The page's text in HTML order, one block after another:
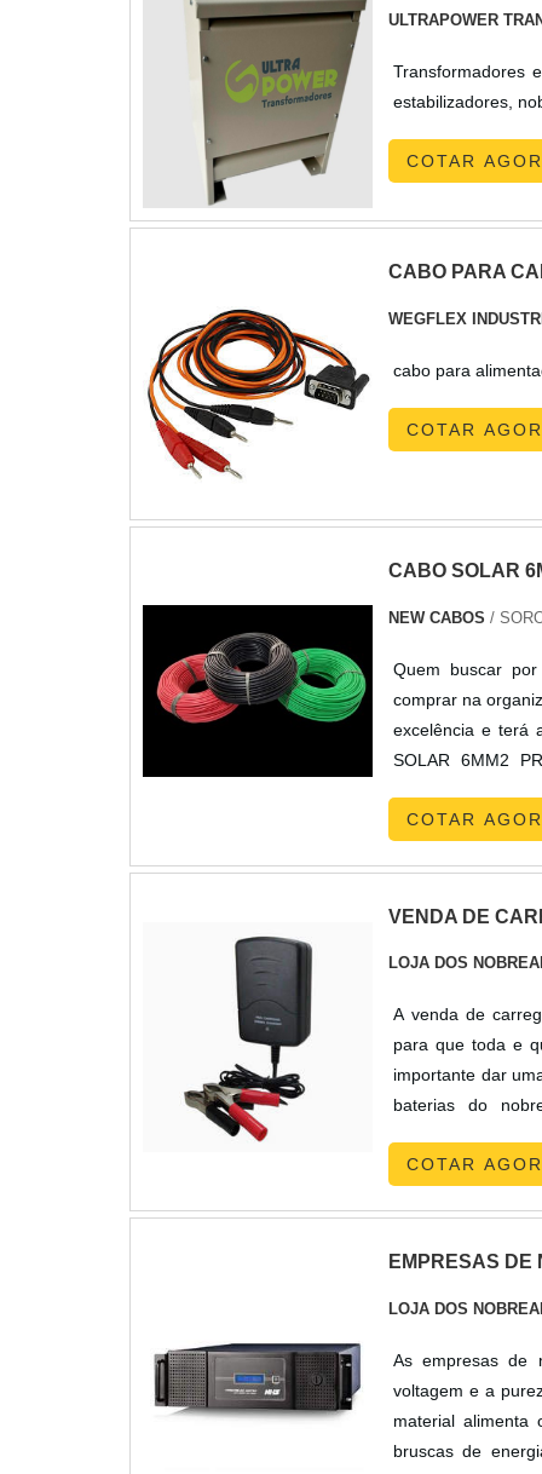
ULTRAPOWER
Transformadores
COTAR
CABO PARA
WEGFLEX
cabo para
COTAR
CABO SOLAR
NEW CABOS /
Quem buscar
comprar na
excelência e terá
SOLAR 6MM2
cabo conector
justo, deve-se
e assertividade,
companhias
atuação;
planejada para
REFERÊNCIA
isolante e cabo
comprometida
somado a uma
experiência na
COTAR
VENDA DE
LOJA DOS
A venda de
para que toda e
importante dar
baterias do
fabricante, e....
COTAR
EMPRESAS DE
LOJA DOS
As empresas de
voltagem e a
material alimenta
bruscas de